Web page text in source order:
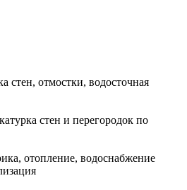
стен, отмостки, водосточная
стен и перегородок по
отопление, водоснабжение